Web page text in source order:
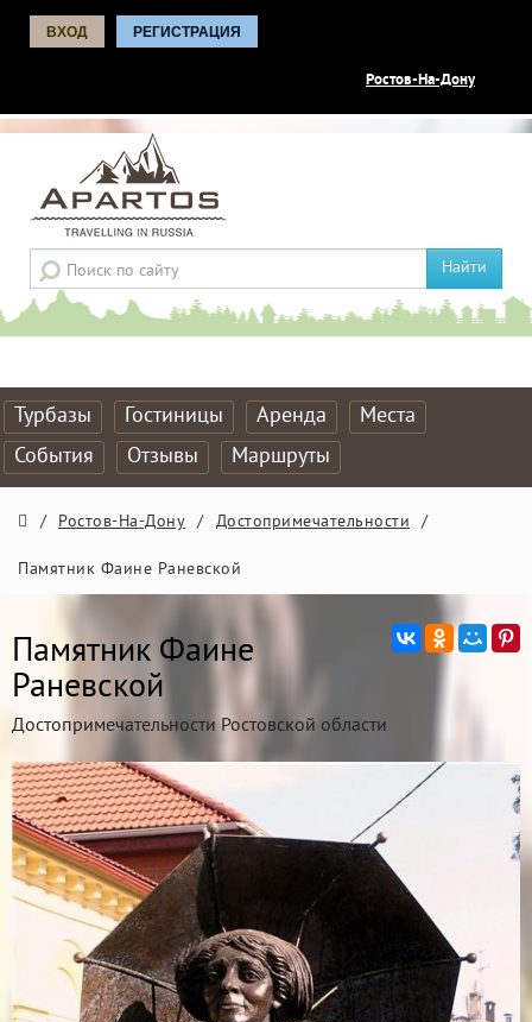
ВХОД РЕГИСТРАЦИЯ
Ростов-На-Дону
Найти
Турбазы Гостиницы Аренда
Места
События
Отзывы Маршруты
/ Ростов-На-Дону / Достопримечательности /
Памятник Фаине Раневской
Памятник Фаине
Раневской
Достопримечательности Ростовской области